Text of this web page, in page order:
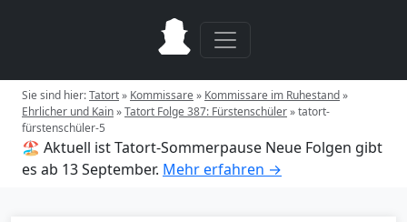
Sie sind hier:Tatort» Kommissare» Kommissare im Ruhestand»
Ehrlicher und Kain»Tatort Folge 387: Fürstenschüler»tatort-
fürstenschüler-5
🏖️ Aktuell ist Tatort-Sommerpause Neue Folgen gibt
es ab 13 September. Mehr erfahren →